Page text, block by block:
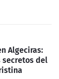
Algeciras:
secretos del